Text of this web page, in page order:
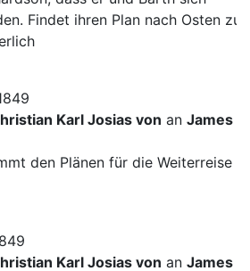
Findet ihren Plan nach Osten zu
Karl Josias von an James
den Plänen für die Weiterreise
Karl Josias von an James